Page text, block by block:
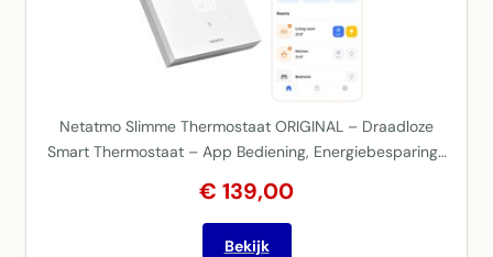
Netatmo Slimme Thermostaat ORIGINAL – Draadloze
Smart Thermostaat – App Bediening, Energiebesparing…
€ 139,00
Bekijk